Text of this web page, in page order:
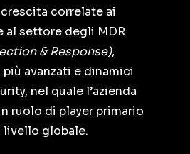
correlate ai
al settore degli MDR
& Response),
avanzati e dinamici
nel quale l’azienda
ruolo di player primario
globale.